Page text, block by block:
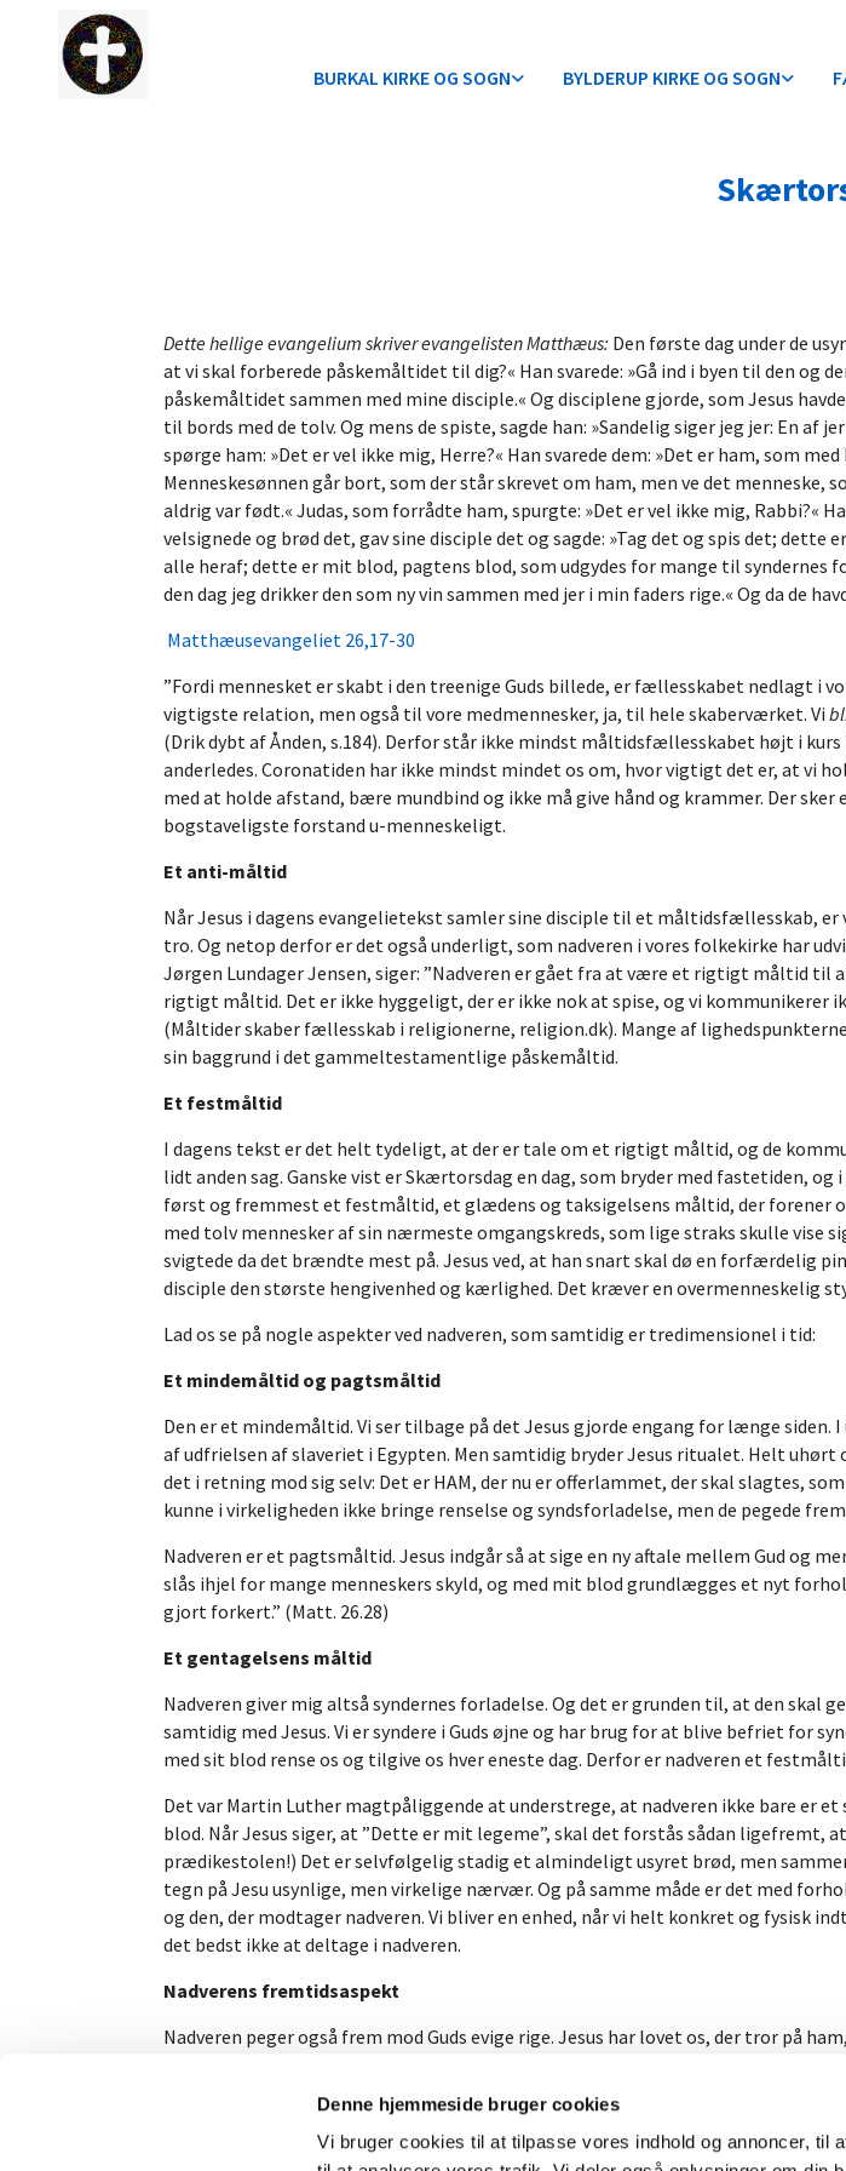
Denne hjemmeside bruger cookies
Vi bruger cookies til at tilpasse vores indhold og annoncer, til
BURKAL KIRKE OG SOGN BYLDERUP KIRKE OG SOGN
Dette hellige evangelium skriver evangelisten Matthæus: Den første dag under de
at vi skal forberede påskemåltidet til dig?« Han svarede: »Gå ind i byen til den og
påskemåltidet sammen med mine disciple.« Og disciplene gjorde, som Jesus
til bords med de tolv. Og mens de spiste, sagde han: »Sandelig siger jeg jer: En af
spørge ham: »Det er vel ikke mig, Herre?« Han svarede dem: »Det er ham, som
Menneskesønnen går bort, som der står skrevet om ham, men ve det menneske,
aldrig var født.« Judas, som forrådte ham, spurgte: »Det er vel ikke mig, Rabbi?«
velsignede og brød det, gav sine disciple det og sagde: »Tag det og spis det;
alle heraf; dette er mit blod, pagtens blod, som udgydes for mange til
den dag jeg drikker den som ny vin sammen med jer i min faders rige.« Og da de
Matthæusevangeliet 26,17-30
”Fordi mennesket er skabt i den treenige Guds billede, er fællesskabet nedlagt i
vigtigste relation, men også til vore medmennesker, ja, til hele skaberværket. Vi
(Drik dybt af Ånden, s.184). Derfor står ikke mindst måltidsfællesskabet højt i
anderledes. Coronatiden har ikke mindst mindet os om, hvor vigtigt det er, at vi
med at holde afstand, bære mundbind og ikke må give hånd og krammer. Der
bogstaveligste forstand u-menneskeligt.
Et anti-måltid
Når Jesus i dagens evangelietekst samler sine disciple til et måltidsfællesskab,
tro. Og netop derfor er det også underligt, som nadveren i vores folkekirke har
Jørgen Lundager Jensen, siger: ”Nadveren er gået fra at være et rigtigt måltid
rigtigt måltid. Det er ikke hyggeligt, der er ikke nok at spise, og vi kommunikerer
(Måltider skaber fællesskab i religionerne, religion.dk). Mange af
sin baggrund i det gammeltestamentlige påskemåltid.
Et festmåltid
I dagens tekst er det helt tydeligt, at der er tale om et rigtigt måltid, og de
lidt anden sag. Ganske vist er Skærtorsdag en dag, som bryder med fastetiden,
først og fremmest et festmåltid, et glædens og taksigelsens måltid, der forener
med tolv mennesker af sin nærmeste omgangskreds, som lige straks skulle
svigtede da det brændte mest på. Jesus ved, at han snart skal dø en forfærdelig
disciple den største hengivenhed og kærlighed. Det kræver en overmenneskelig
Lad os se på nogle aspekter ved nadveren, som samtidig er tredimensionel i tid:
Et mindemåltid og pagtsmåltid
Den er et mindemåltid. Vi ser tilbage på det Jesus gjorde engang for længe
af udfrielsen af slaveriet i Egypten. Men samtidig bryder Jesus ritualet. Helt
det i retning mod sig selv: Det er HAM, der nu er offerlammet, der skal slagtes,
kunne i virkeligheden ikke bringe renselse og syndsforladelse, men de pegede
Nadveren er et pagtsmåltid. Jesus indgår så at sige en ny aftale mellem Gud og
slås ihjel for mange menneskers skyld, og med mit blod grundlægges et nyt
gjort forkert.” (Matt. 26.28)
Et gentagelsens måltid
Nadveren giver mig altså syndernes forladelse. Og det er grunden til, at den skal
samtidig med Jesus. Vi er syndere i Guds øjne og har brug for at blive befriet for
med sit blod rense os og tilgive os hver eneste dag. Derfor er nadveren et
Det var Martin Luther magtpåliggende at understrege, at nadveren ikke bare er
blod. Når Jesus siger, at ”Dette er mit legeme”, skal det forstås sådan ligefremt,
prædikestolen!) Det er selvfølgelig stadig et almindeligt usyret brød, men
tegn på Jesu usynlige, men virkelige nærvær. Og på samme måde er det med
og den, der modtager nadveren. Vi bliver en enhed, når vi helt konkret og fysisk
det bedst ikke at deltage i nadveren.
Nadverens fremtidsaspekt
Nadveren peger også frem mod Guds evige rige. Jesus har lovet os, der tror på
mere, og det er syndernes forladelse. Den dag er vi nemlig blevet synden kvit,
med en noget fattigere udgave af nadveren, og selvom Jesus kun er usynligt
han var synligt tilstede og skal være det i det evige Gudsrige. Amen